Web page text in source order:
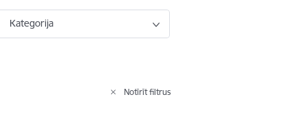
Kategorija
Notīrīt filtrus